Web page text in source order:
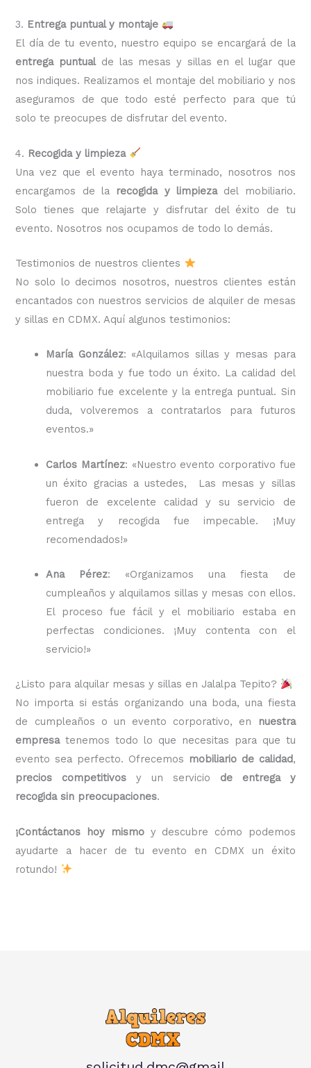
3. Entrega puntual y montaje
El día de tu evento, nuestro equipo se encargará de la
entrega puntualde las mesas y sillas en el lugar que
nos indiques. Realizamos el montaje del mobiliario y nos
aseguramos de que todo esté perfecto para que tú
solo te preocupes de disfrutar del evento.
4. Recogida y limpieza
Una vez que el evento haya terminado, nosotros nos
encargamos de la recogida y limpiezadel mobiliario.
Solo tienes que relajarte y disfrutar del éxito de tu
evento. Nosotros nos ocupamos de todo lo demás.
Testimonios de nuestros clientes
No solo lo decimos nosotros, nuestros clientes están
encantados con nuestros servicios de alquiler de mesas
y sillas en CDMX. Aquí algunos testimonios:
María González: «Alquilamos sillas y mesas para
nuestra boda y fue todo un éxito. La calidad del
mobiliario fue excelente y la entrega puntual. Sin
duda, volveremos a contratarlos para futuros
eventos.»
Carlos Martínez: «Nuestro evento corporativo fue
un éxito gracias a ustedes, Las mesas y sillas
fueron de excelente calidad y su servicio de
entrega y recogida fue impecable. ¡Muy
recomendados!»
Ana Pérez: «Organizamos una fiesta de
cumpleaños y alquilamos sillas y mesas con ellos.
El proceso fue fácil y el mobiliario estaba en
perfectas condiciones. ¡Muy contenta con el
servicio!»
¿Listo para alquilar mesas y sillas en Jalalpa Tepito?
No importa si estás organizando una boda, una fiesta
de cumpleaños o un evento corporativo, en
nuestra
empresatenemos todo lo que necesitas para que tu
evento sea perfecto. Ofrecemos mobiliario de calidad,
precios competitivos y un servicio de entrega y
recogida sin preocupaciones.
¡Contáctanos hoy mismoy descubre cómo podemos
ayudarte a hacer de tu evento en CDMX un éxito
rotundo!